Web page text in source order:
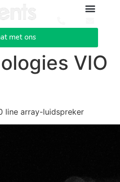
met ons
VIO
line array-luidspreker